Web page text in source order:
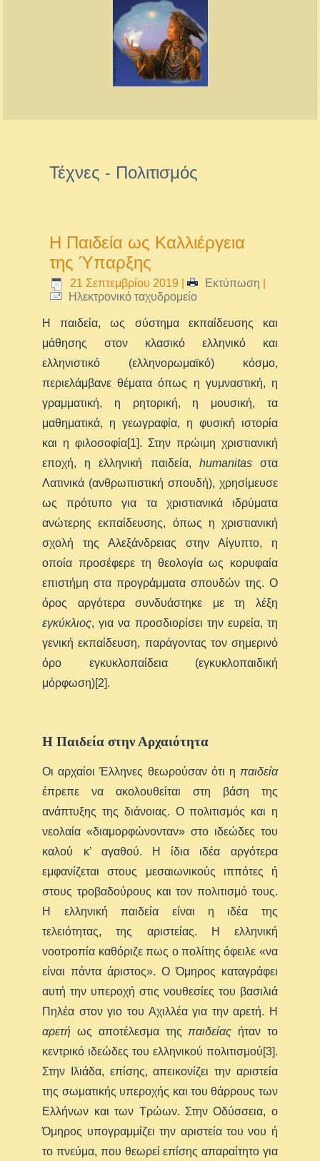
Τέχνες - Πολιτισμός
Η Παιδεία ως Καλλιέργεια
της Ύπαρξης
21 Σεπτεμβρίου 2019 | Εκτύπωση
Ηλεκτρονικό ταχυδρομείο
Η παιδεία, ως σύστημα εκπαίδευσης και
μάθησης στον κλασικό ελληνικό και
ελληνιστικό (ελληνορωμαϊκό) κόσμο,
περιελάμβανε θέματα όπως η γυμναστική, η
γραμματική, η ρητορική, η μουσική, τα
μαθηματικά, η γεωγραφία, η φυσική ιστορία
και η φιλοσοφία[1]. Στην πρώιμη χριστιανική
εποχή, η ελληνική παιδεία, humanitasστα
Λατινικά (ανθρωπιστική σπουδή), χρησίμευσε
ως πρότυπο για τα χριστιανικά ιδρύματα
ανώτερης εκπαίδευσης, όπως η χριστιανική
σχολή της Αλεξάνδρειας στην Αίγυπτο, η
οποία προσέφερε τη θεολογία ως κορυφαία
επιστήμη στα προγράμματα σπουδών της. Ο
όρος αργότερα συνδυάστηκε με τη λέξη
εγκύκλιος, για να προσδιορίσει την ευρεία, τη
γενική εκπαίδευση, παράγοντας τον σημερινό
όρο εγκυκλοπαίδεια (εγκυκλοπαιδική
μόρφωση)[2].
Η Παιδεία στην Αρχαιότητα
Οι αρχαίοι Έλληνες θεωρούσαν ότι η παιδεία
έπρεπε να ακολουθείται στη βάση της
ανάπτυξης της διάνοιας. Ο πολιτισμός και η
νεολαία «διαμορφώνονταν» στο ιδεώδες του
καλού κ’ αγαθού. Η ίδια ιδέα αργότερα
εμφανίζεται στους μεσαιωνικούς ιππότες ή
στους τροβαδούρους και τον πολιτισμό τους.
Η ελληνική παιδεία είναι η ιδέα της
τελειότητας, της αριστείας. Η ελληνική
νοοτροπία καθόριζε πως ο πολίτης όφειλε «να
είναι πάντα άριστος». Ο Όμηρος καταγράφει
αυτή την υπεροχή στις νουθεσίες του βασιλιά
Πηλέα στον γιο του Αχιλλέα για την αρετή. Η
αρετή ως αποτέλεσμα της παιδείας ήταν το
κεντρικό ιδεώδες του ελληνικού πολιτισμού[3].
Στην Ιλιάδα, επίσης, απεικονίζει την αριστεία
της σωματικής υπεροχής και του θάρρους των
Ελλήνων και των Τρώων. Στην Οδύσσεια, ο
Όμηρος υπογραμμίζει την αριστεία του νου ή
το πνεύμα, που θεωρεί επίσης απαραίτητο για